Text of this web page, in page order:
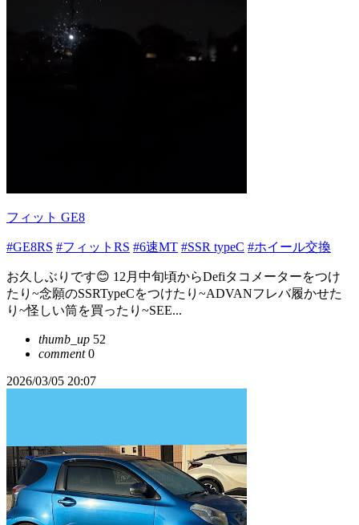
フィット GE8
#GE8RS #フィットRS #6速MT #SSR typeC #ホイール交換
お久しぶりです😊 12月中旬頃からDefiタコメーターをつけ
たり~念願のSSRTypeCをつけたり~ADVANフレバ履かせた
り~怪しい筒を買ったり~SEE...
thumb_up 52
comment0
2026/03/05 20:07